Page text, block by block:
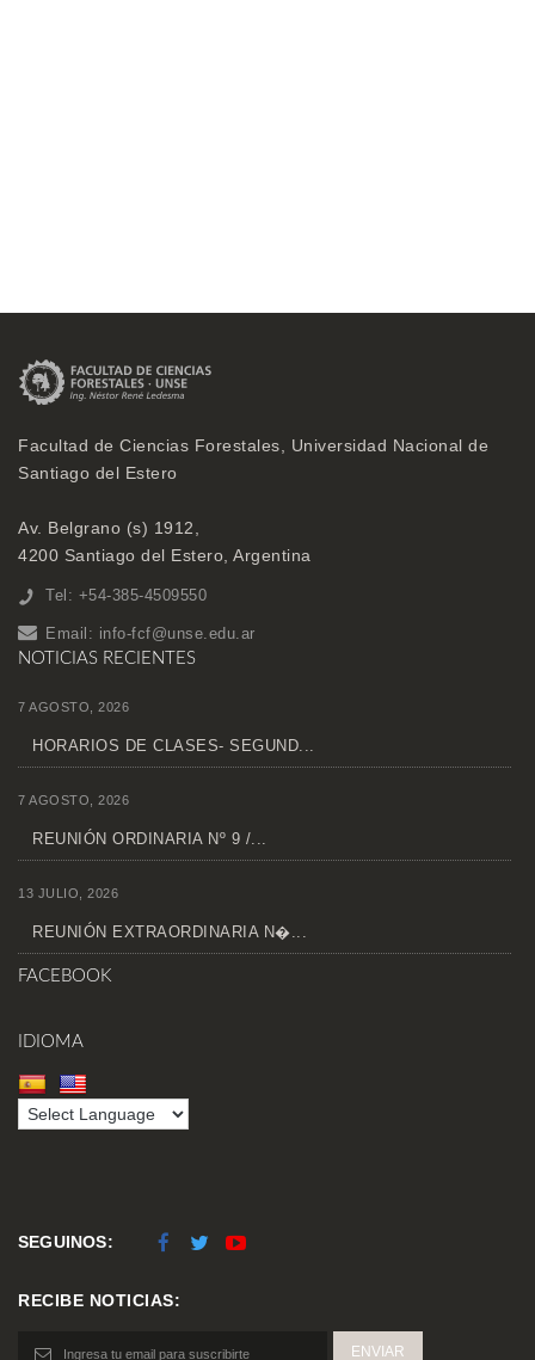
Facultad de Ciencias Forestales, Universidad Nacional de
Santiago del Estero
Av. Belgrano (s) 1912,
4200 Santiago del Estero, Argentina
Tel: +54-385-4509550
Email: info-fcf@unse.edu.ar
NOTICIAS RECIENTES
7 AGOSTO, 2026
HORARIOS DE CLASES- SEGUND...
7 AGOSTO, 2026
REUNIÓN ORDINARIA Nº 9 /...
13 JULIO, 2026
REUNIÓN EXTRAORDINARIA N�...
FACEBOOK
IDIOMA
SEGUINOS:
RECIBE NOTICIAS: